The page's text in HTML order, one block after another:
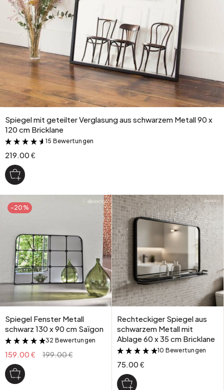
Spiegel mit geteilter Verglasung aus schwarzem Metall 90 x
120 cm Bricklane
&
15 Bewertungen
219.00 €
-20%
Spiegel Fenster Metall
schwarz 130 x 90 cm Saïgon
&
32 Bewertungen
159.00 € 199.00 €
Rechteckiger Spiegel aus
schwarzem Metall mit
Ablage 60 x 35 cm Bricklane
&
10 Bewertungen
75.00 €